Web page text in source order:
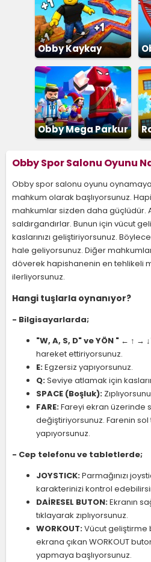
Obby Kaykay
Obby Mega Parkur
Obby Spor Salonu Oyunu
Obby spor salonu oyunu
mahkum olarak başlıyorsunuz.
mahkumlar sizden daha güçlüdür.
saldırgandırlar. Bunun için vücut
kaslarınızı geliştiriyorsunuz.
hale geliyorsunuz. Diğer
döverek hapishanenin en tehlikeli
ilerliyorsunuz.
Hangi tuşlarla oynanıyor?
- Bilgisayarlarda;
"W, A, S, D" ve YÖN " ← ↑ →
hareket ettiriyorsunuz.
E:Egzersiz yapıyorsunuz.
Q:Seviye atlamak için
SPACE (Boşluk):
FARE:Fareyi ekran üzerinde
değiştiriyorsunuz. Farenin
yapıyorsunuz.
- Cep telefonu ve tabletlerde;
JOYSTICK:Parmağınızı
karakterinizi kontrol
DAİRESEL BUTON:Ekranın
tıklayarak zıplıyorsunuz.
WORKOUT:Vücut geliştirme
ekrana çıkan WORKOUT
yapmaya başlıyorsunuz.